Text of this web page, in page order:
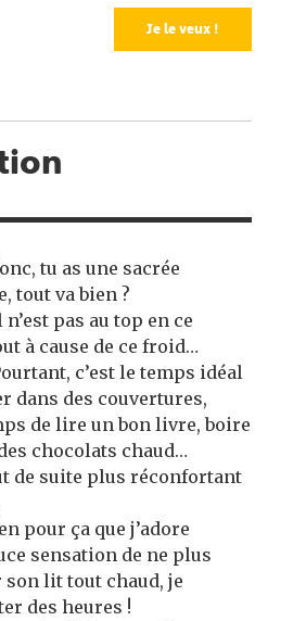
Je le veux !
tu as une sacrée
tout va bien ?
pas au top en ce
à cause de ce froid…
c’est le temps idéal
dans des couvertures,
de lire un bon livre, boire
chocolats chaud…
de suite plus réconfortant
pour ça que j’adore
sensation de ne plus
lit tout chaud, je
des heures !